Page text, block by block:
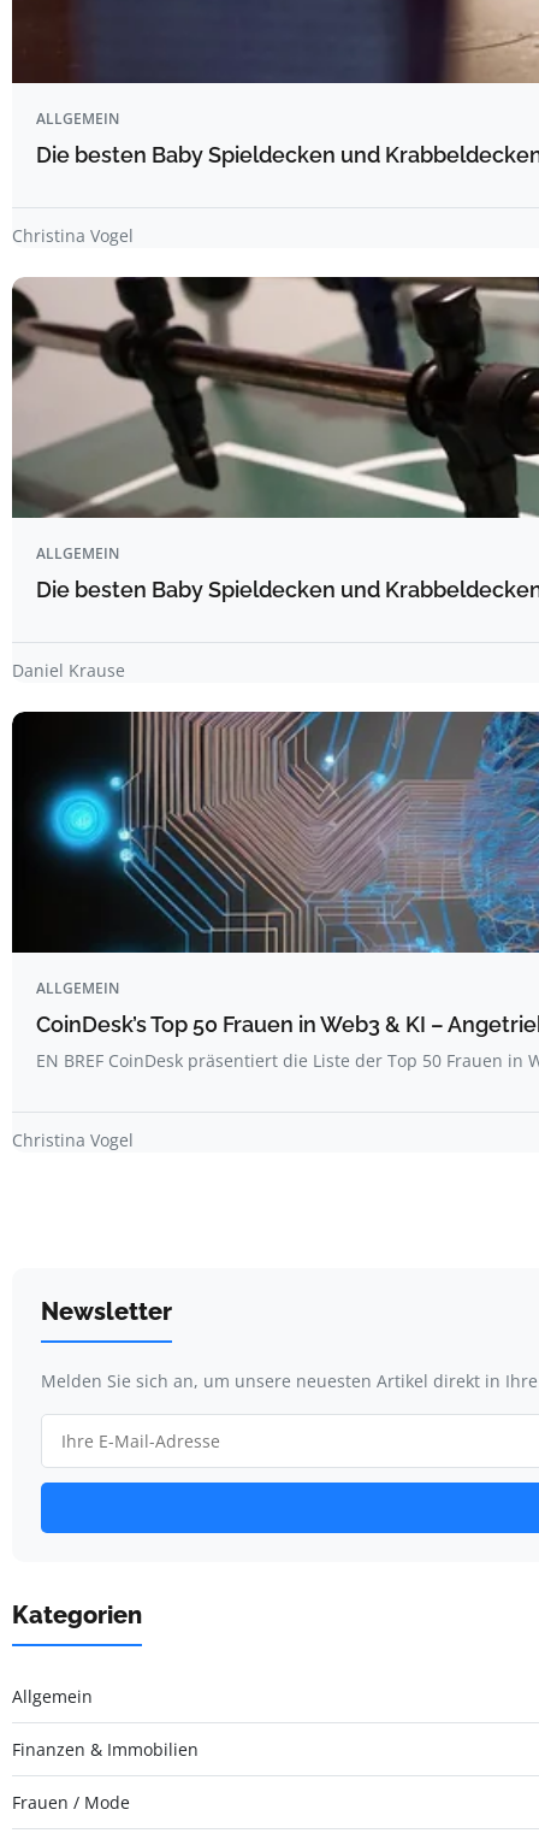
ALLGEMEIN
Die besten Baby Spieldecken und
Christina Vogel
ALLGEMEIN
Die besten Baby Spieldecken und
Daniel Krause
ALLGEMEIN
CoinDesk’s Top 50 Frauen in Web3 & KI –
EN BREF CoinDesk präsentiert die Liste der Top 50 Frauen in
Christina Vogel
Newsletter
Melden Sie sich an, um unsere neuesten Artikel direkt in
Kategorien
Allgemein
Finanzen & Immobilien
Frauen / Mode